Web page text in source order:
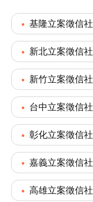
基隆立案徵信社
新北立案徵信社
新竹立案徵信社
台中立案徵信社
彰化立案徵信社
嘉義立案徵信社
高雄立案徵信社